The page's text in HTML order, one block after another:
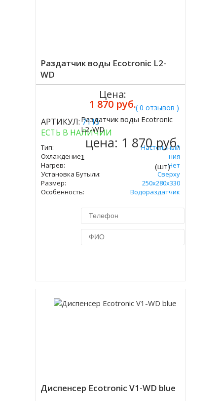
Раздатчик воды Ecotronic L2-
WD
( 0 отзывов )
АРТИКУЛ:7115
ЕСТЬ В НАЛИЧИИ
Тип:
Настольный
Охлаждение:
Без Охлаждения
Нагрев:
Нет
Установка Бутыли:
Сверху
Размер:
250x280x330
Особенность:
Водораздатчик
Цена:
1 870 руб.
Купить
Раздатчик воды Ecotronic
L2-WD
цена: 1 870 руб.
(шт)
Диспенсер Ecotronic V1-WD blue